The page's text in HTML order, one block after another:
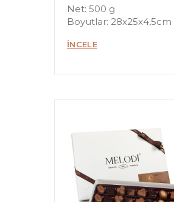
Net: 500 g
Boyutlar: 28x25x4,5cm
İNCELE